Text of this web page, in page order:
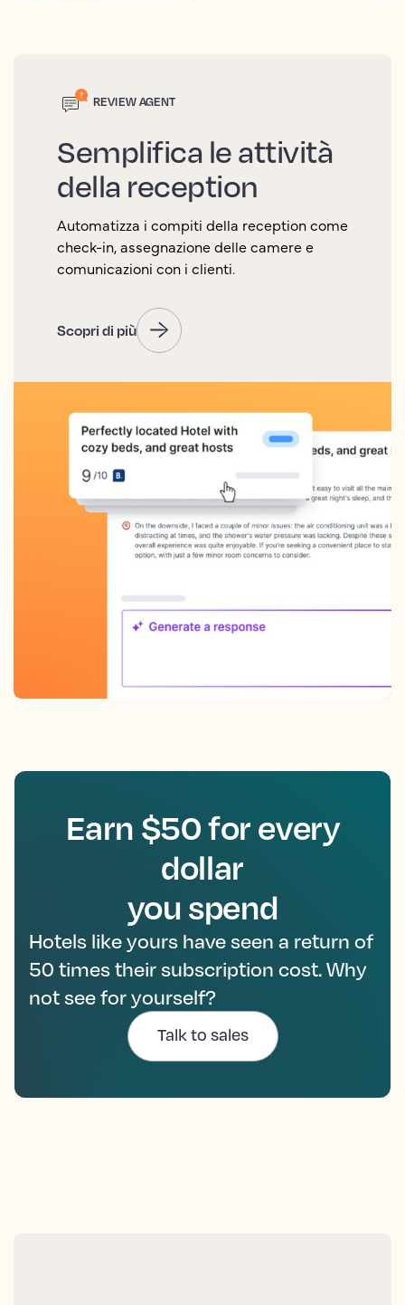
REVIEW AGENT
Semplifica le attività
della reception
Automatizza i compiti della reception come
check-in, assegnazione delle camere e
comunicazioni con i clienti.
Scopri di più
Earn $50 for every
dollar
you spend
Hotels like yours have seen a return of
50 times their subscription cost. Why
not see for yourself?
Talk to sales